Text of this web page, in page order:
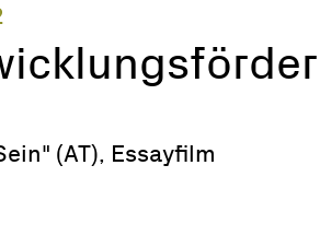
(AT), Essayfilm